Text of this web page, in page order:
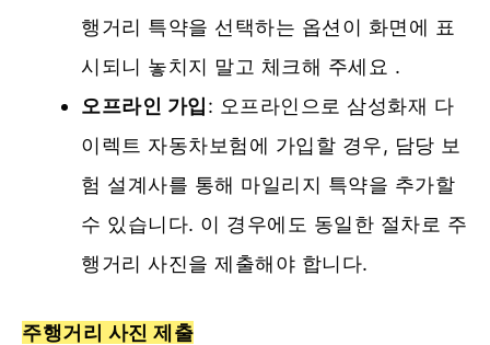
행거리 특약을 선택하는 옵션이 화면에 표
시되니 놓치지 말고 체크해 주세요 .
오프라인 가입: 오프라인으로 삼성화재 다
이렉트 자동차보험에 가입할 경우, 담당 보
험 설계사를 통해 마일리지 특약을 추가할
수 있습니다. 이 경우에도 동일한 절차로 주
행거리 사진을 제출해야 합니다.
주행거리 사진 제출